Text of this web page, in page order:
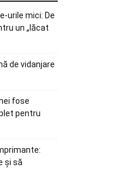
urile mici: De
un „lăcat
de vidanjare
fose
pentru
și să